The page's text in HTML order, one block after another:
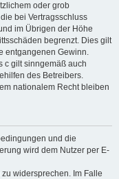
oder grob
bei Vertragsschluss
im Übrigen der Höhe
begrenzt. Dies gilt
entgangenen Gewinn.
c gilt sinngemäß auch
des Betreibers.
nationalem Recht bleiben
und die
wird dem Nutzer per E-
widersprechen. Im Falle